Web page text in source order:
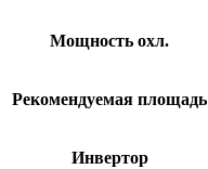
Мощность охл.
Рекомендуемая площадь
Инвертор